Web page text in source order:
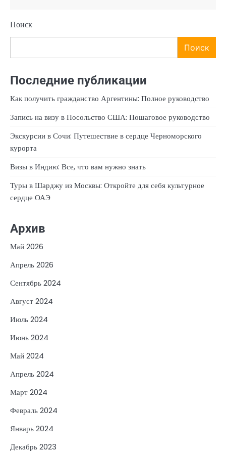
Поиск
Поиск
Последние публикации
Как получить гражданство Аргентины: Полное руководство
Запись на визу в Посольство США: Пошаговое руководство
Экскурсии в Сочи: Путешествие в сердце Черноморского
курорта
Визы в Индию: Все, что вам нужно знать
Туры в Шарджу из Москвы: Откройте для себя культурное
сердце ОАЭ
Архив
Май 2026
Апрель 2026
Сентябрь 2024
Август 2024
Июль 2024
Июнь 2024
Май 2024
Апрель 2024
Март 2024
Февраль 2024
Январь 2024
Декабрь 2023